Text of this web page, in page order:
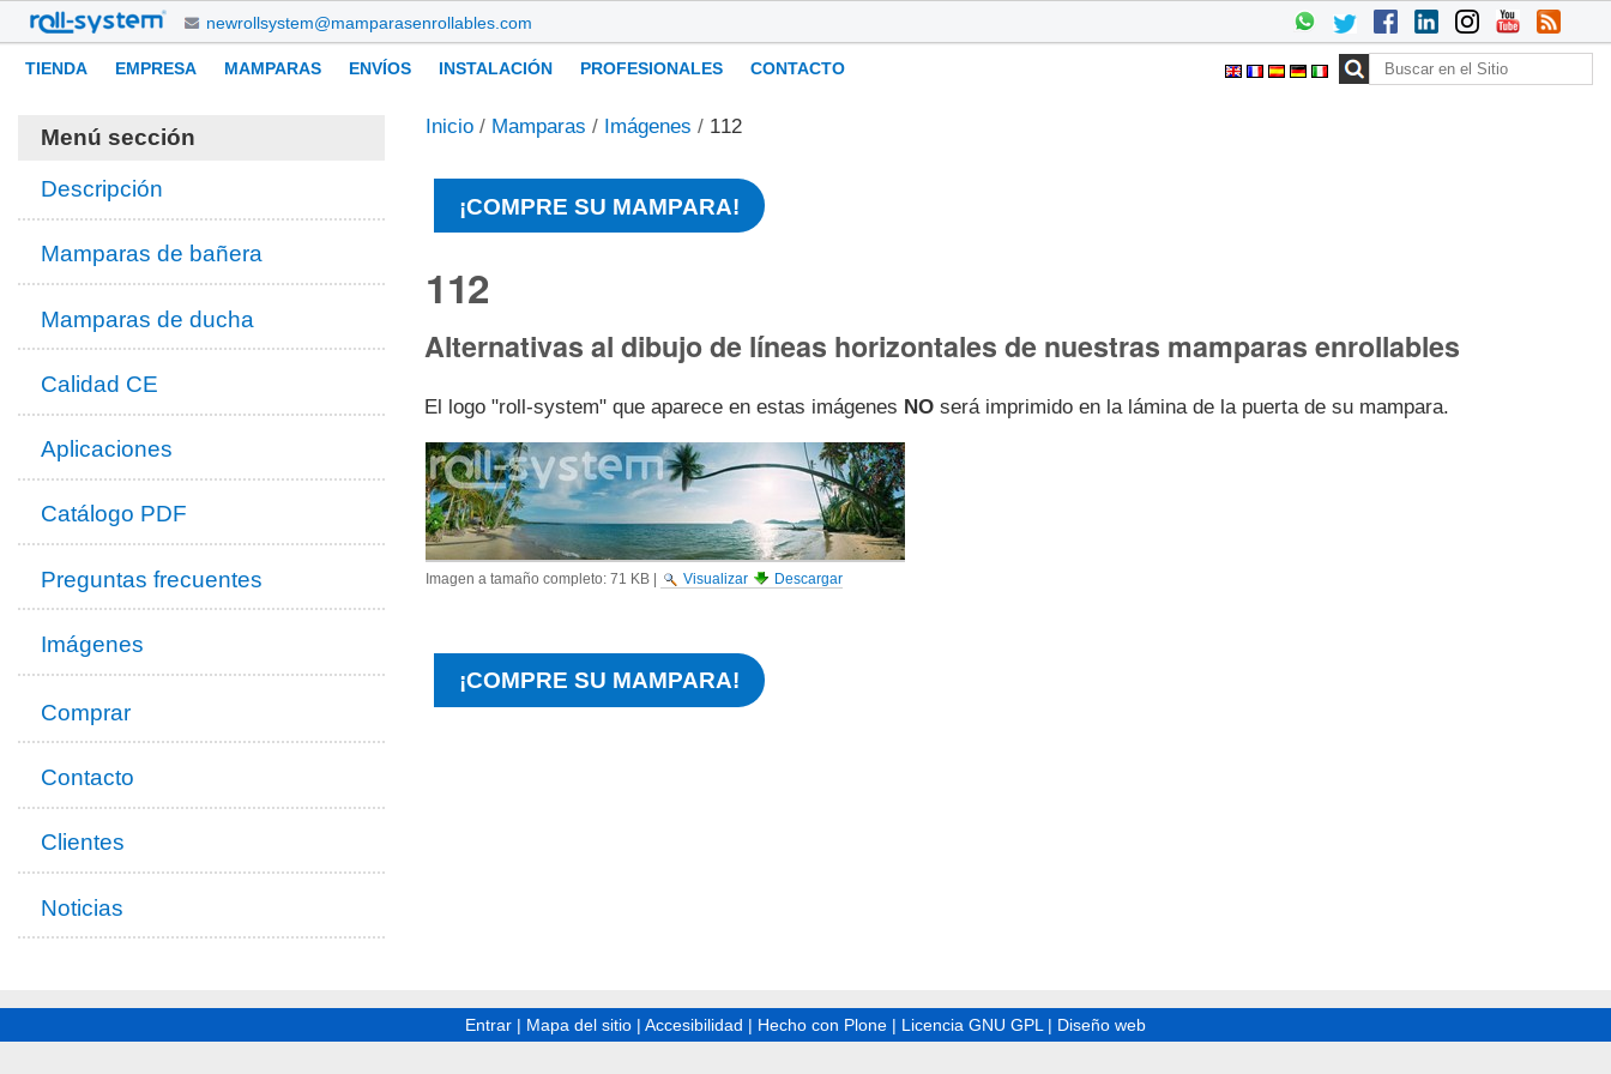
Cambiar
a
contenido.
Saltar
navegación
newrollsystem@mamparasenrollables.com
Navegación
TIENDA EMPRESA MAMPARAS ENVÍOS INSTALACIÓN PROFESIONALES CONTACTO Buscar
Búsqueda
Avanzada…
Herramientas
Inicio / Mamparas / Imágenes / 112
¡COMPRE SU MAMPARA!
112
Alternativas al dibujo de líneas horizontales de nuestras mamparas enrollables
El logo "roll-system" que aparece en estas imágenes NOserá imprimido en la lámina de la puerta de su mampara.
Imagen a tamaño completo: 71 KB Visualizar Descargar
¡COMPRE SU MAMPARA!
Menú sección
Descripción
Mamparas de bañera
Mamparas de ducha
Calidad CE
Aplicaciones
Catálogo PDF
Preguntas frecuentes
Imágenes
Comprar
Contacto
Clientes
Noticias
Entrar | Mapa del sitio | Accesibilidad | Hecho con Plone | Licencia GNU GPL | Diseño web